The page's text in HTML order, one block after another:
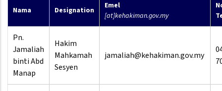
Nama Designation
Emel
[at]kehakiman.gov.my
Pn.
Jamaliah
binti Abd
Manap
Hakim
Mahkamah
Sesyen
jamaliah@kehakiman.gov.my